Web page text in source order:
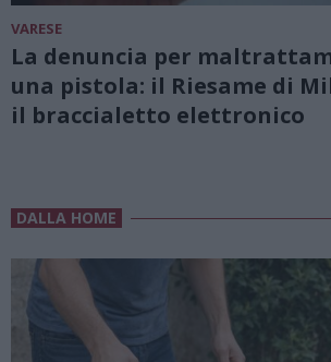
VARESE
La denuncia per
una pistola: il Riesame di
il braccialetto elettronico
DALLA HOME